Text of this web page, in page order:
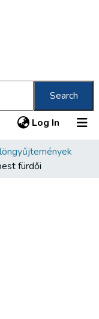
Search
Log In (current)
fürdői